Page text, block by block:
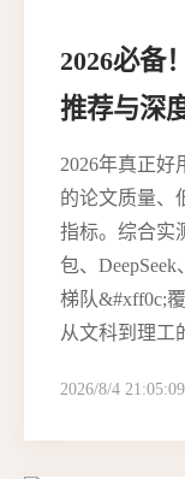
2026必备
推荐与深
2026年真正
的论文质量、
指标。综合实
包、
梯队&#xff0c;
从文科到理工
2026/8/4 21:05:09